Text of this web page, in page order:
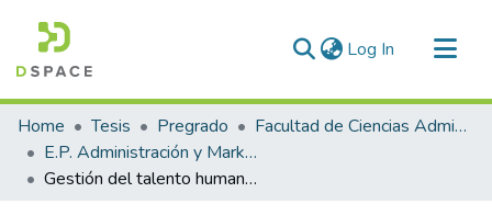
Log In (current)
Communities & Collections
All of DSpace
Statistics
Home Tesis Pregrado
Facultad de Ciencias Administrativas
E.P. Administración y Marketing
Gestión del talento humano y satisfacción laboral en el seguro social de salud de la Red Asistencial de Puno, 2025